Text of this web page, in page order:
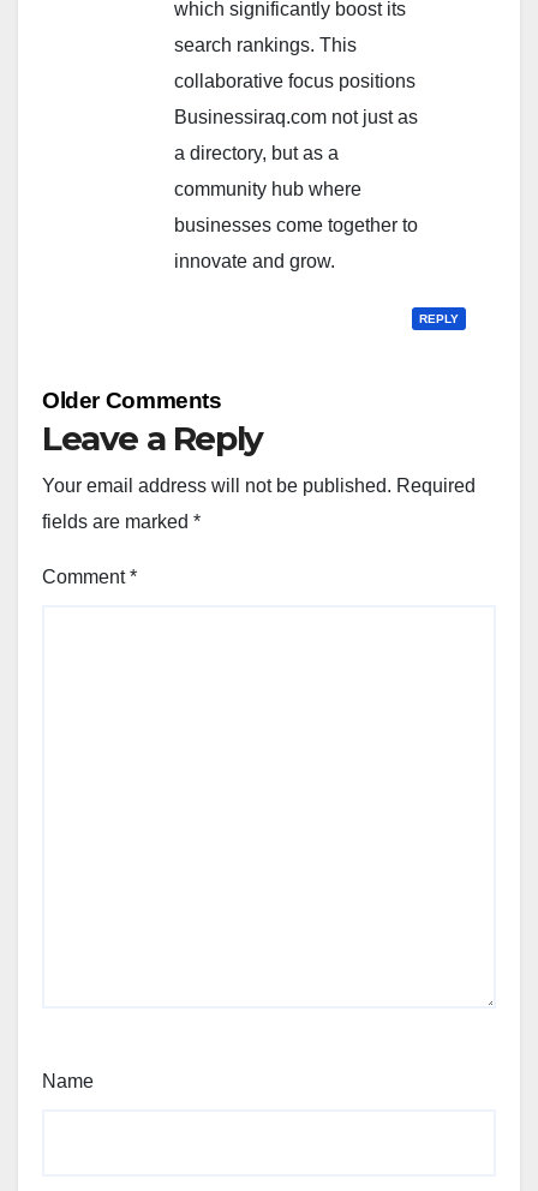
which significantly boost its
search rankings. This
collaborative focus positions
Businessiraq.com not just as
a directory, but as a
community hub where
businesses come together to
innovate and grow.
REPLY
Comment
Older Comments
Leave a Reply
Your email address will not be published. Required
fields are marked *
Comment*
Name